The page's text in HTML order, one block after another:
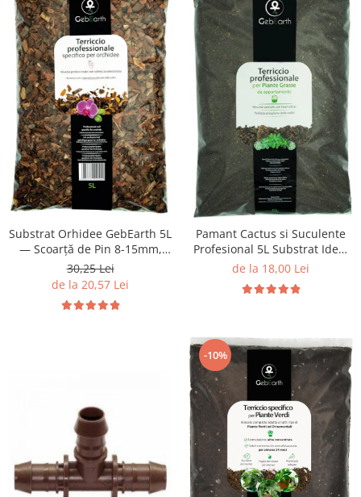
Substrat Orhidee GebEarth 5L
— Scoarță de Pin 8-15mm,
100% Natural
30,25 Lei
de la 20,57 Lei
Pamant Cactus si Suculente
Profesional 5L Substrat Ideal
pentru Cactaceae si Alte
de la 18,00 Lei
-10%